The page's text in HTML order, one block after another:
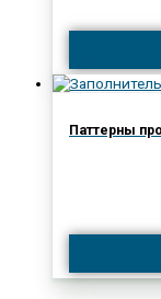
Паттерны